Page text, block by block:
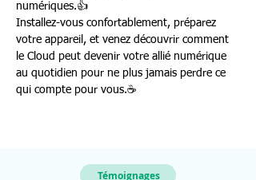
numériques.👍
Installez-vous confortablement, préparez
votre appareil, et venez découvrir comment
le Cloud peut devenir votre allié numérique
au quotidien pour ne plus jamais perdre ce
qui compte pour vous.☕
Témoignages